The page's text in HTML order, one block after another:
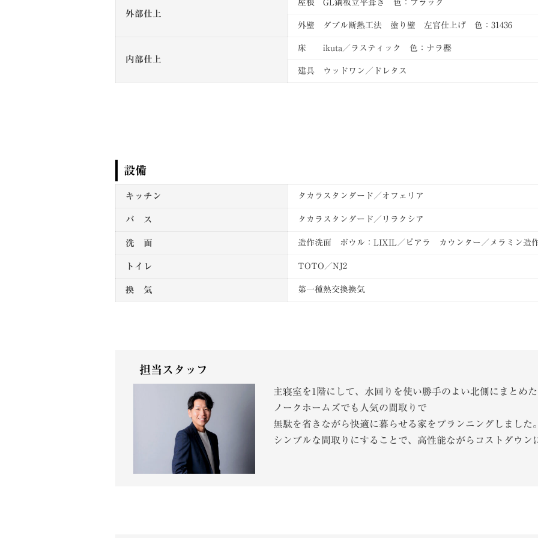
外部仕上
屋根 GL鋼板立平葺き 色：ブラック
外壁 ダブル断熱工法 塗り壁 左官仕上げ 色：31436
内部仕上
床 ikuta／ラスティック 色：ナラ樫
建具 ウッドワン／ドレタス
設備
キッチン タカラスタンダード／オフェリア
バ ス タカラスタンダード／リラクシア
洗 面 造作洗面 ボウル：LIXIL／ピアラ カウンター／メラミン造
トイレ TOTO／NJ2
換 気 第一種熱交換換気
担当スタッフ
主寝室を1階にして、水回りを使い勝手のよい北側にまとめた
ノークホームズでも人気の間取りで
無駄を省きながら快適に暮らせる家をプランニングしました。
シンプルな間取りにすることで、高性能ながらコストダウン